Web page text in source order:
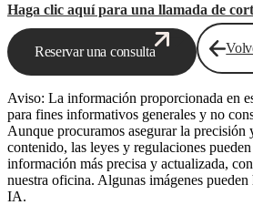
Haga clic aquí para una llamada de
Reservar una consulta
Aviso: La información proporcionada en
para fines informativos generales y no
Aunque procuramos asegurar la precisión
contenido, las leyes y regulaciones
información más precisa y actualizada,
nuestra oficina. Algunas imágenes pueden
IA.